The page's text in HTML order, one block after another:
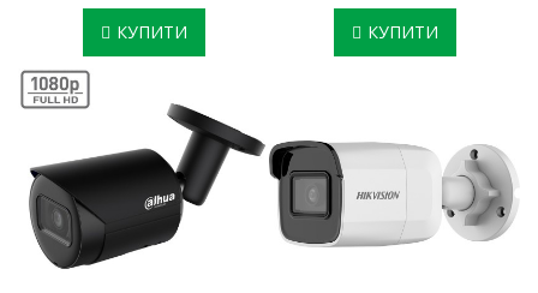
КУПИТИ КУПИТИ